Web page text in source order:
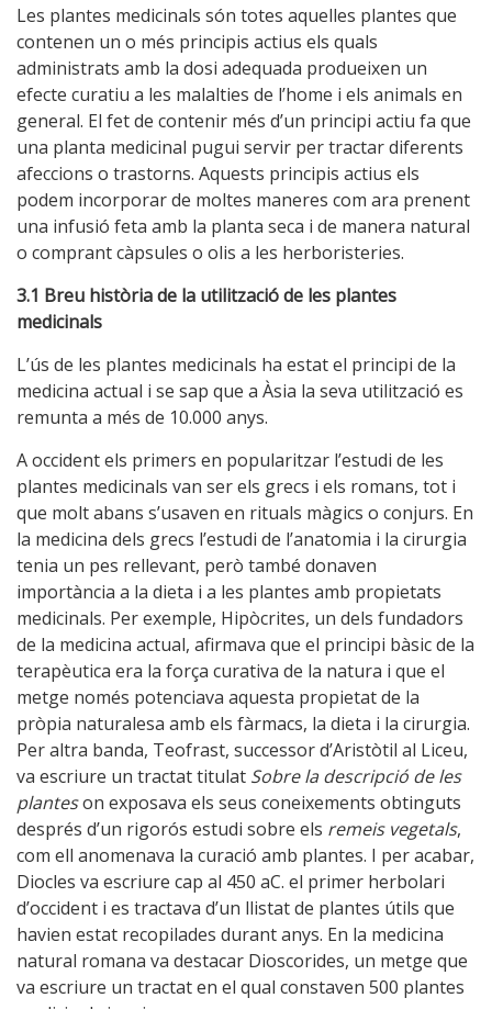
Les plantes medicinals són totes aquelles plantes que
contenen un o més principis actius els quals
administrats amb la dosi adequada produeixen un
efecte curatiu a les malalties de l’home i els animals en
general. El fet de contenir més d’un principi actiu fa que
una planta medicinal pugui servir per tractar diferents
afeccions o trastorns. Aquests principis actius els
podem incorporar de moltes maneres com ara prenent
una infusió feta amb la planta seca i de manera natural
o comprant càpsules o olis a les herboristeries.
3.1 Breu història de la utilització de les plantes
medicinals
L’ús de les plantes medicinals ha estat el principi de la
medicina actual i se sap que a Àsia la seva utilització es
remunta a més de 10.000 anys.
A occident els primers en popularitzar l’estudi de les
plantes medicinals van ser els grecs i els romans, tot i
que molt abans s’usaven en rituals màgics o conjurs. En
la medicina dels grecs l’estudi de l’anatomia i la cirurgia
tenia un pes rellevant, però també donaven
importància a la dieta i a les plantes amb propietats
medicinals. Per exemple, Hipòcrites, un dels fundadors
de la medicina actual, afirmava que el principi bàsic de la
terapèutica era la força curativa de la natura i que el
metge només potenciava aquesta propietat de la
pròpia naturalesa amb els fàrmacs, la dieta i la cirurgia.
Per altra banda, Teofrast, successor d’Aristòtil al Liceu,
va escriure un tractat titulat Sobre la descripció de les
planteson exposava els seus coneixements obtinguts
després d’un rigorós estudi sobre els remeis vegetals,
com ell anomenava la curació amb plantes. I per acabar,
Diocles va escriure cap al 450 aC. el primer herbolari
d’occident i es tractava d’un llistat de plantes útils que
havien estat recopilades durant anys. En la medicina
natural romana va destacar Dioscorides, un metge que
va escriure un tractat en el qual constaven 500 plantes